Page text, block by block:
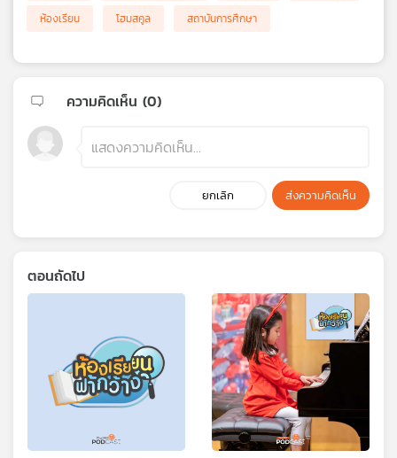
ห้องเรียน
โฮมสคูล สถาบันการศึกษา
ความคิดเห็น (0)
ยกเลิก ส่งความคิดเห็น
ตอนถัดไป